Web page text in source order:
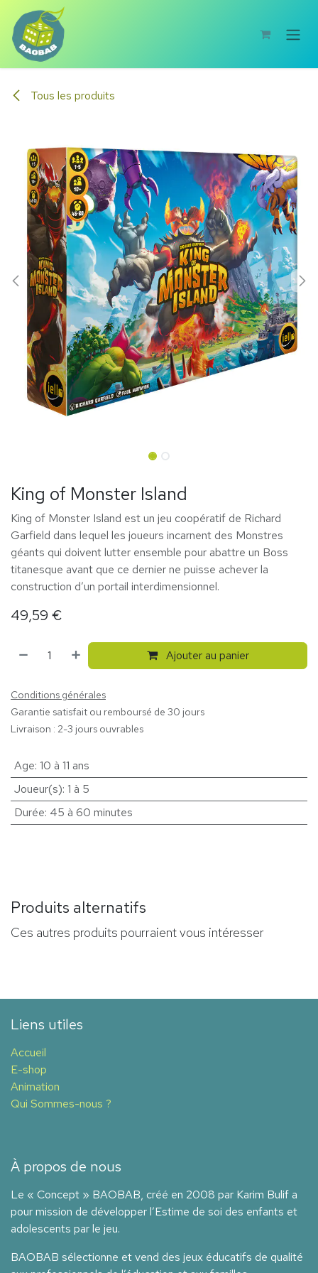
Se rendre au contenu
Tous les produits
King of Monster Island
King of Monster Island est un jeu coopératif de Richard
Garfield dans lequel les joueurs incarnent des Monstres
géants qui doivent lutter ensemble pour abattre un Boss
titanesque avant que ce dernier ne puisse achever la
construction d’un portail interdimensionnel.
49,59 €
Ajouter au panier
Conditions générales
Garantie satisfait ou remboursé de 30 jours
Livraison : 2-3 jours ouvrables
Age: 10 à 11 ans
Joueur(s): 1 à 5
Durée: 45 à 60 minutes
Produits alternatifs
Ces autres produits pourraient vous intéresser
Liens utiles
Accueil
E-shop
Animation
Qui Sommes-nous ?
À propos de nous
Le « Concept » BAOBAB, créé en 2008 par Karim Bulif a
pour mission de développer l’Estime de soi des enfants et
adolescents par le jeu.
BAOBAB sélectionne et vend des jeux éducatifs de qualité